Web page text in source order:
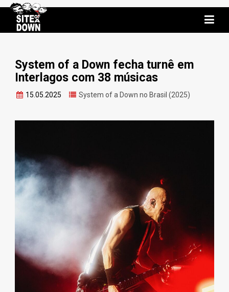
System of a Down fecha turnê em
Interlagos com 38 músicas
15.05.2025 System of a Down no Brasil (2025)